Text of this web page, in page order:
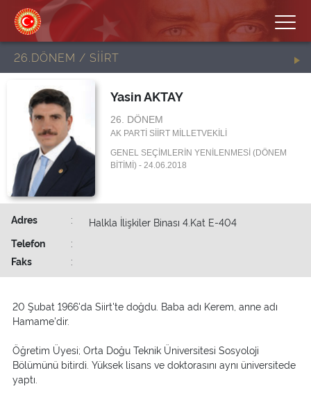
26.DÖNEM / SİİRT
Yasin AKTAY
26. DÖNEM
AK PARTİ SİİRT MİLLETVEKİLİ
GENEL SEÇİMLERİN YENİLENMESİ (DÖNEM
BİTİMİ) - 24.06.2018
Adres :
Halkla İlişkiler Binası 4.Kat E-404
Telefon
:
Faks
:
20 Şubat 1966'da Siirt'te doğdu. Baba adı Kerem, anne adı
Hamame'dir.
Öğretim Üyesi; Orta Doğu Teknik Üniversitesi Sosyoloji
Bölümünü bitirdi. Yüksek lisans ve doktorasını aynı üniversitede
yaptı.